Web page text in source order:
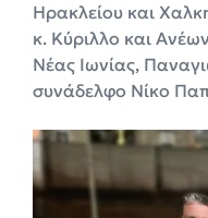
Ηρακλείου και
κ. Κύριλλο και
Νέας Ιωνίας,
συνάδελφο Νίκο